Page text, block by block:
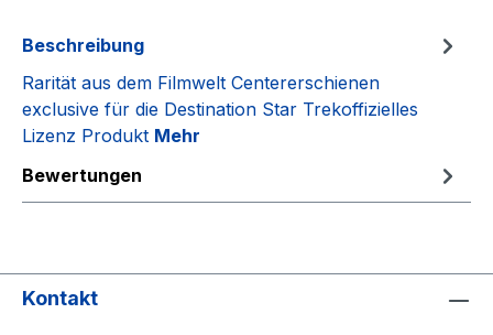
Beschreibung
Rarität aus dem Filmwelt Centererschienen
exclusive für die Destination Star Trekoffizielles
Lizenz Produkt Mehr
Bewertungen
Kontakt